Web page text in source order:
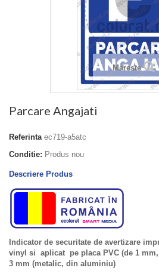
Mareste
Parcare Angajati
Referinta ec719-a5atc
Conditie: Produs nou
Descriere Produs
Indicator de securitate de avertizare
vinyl si aplicat pe placa PVC (de 1
3 mm (metalic, din aluminiu)